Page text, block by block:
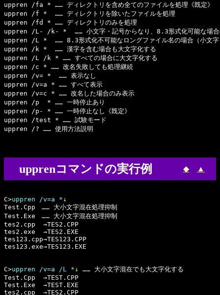
uppren /fa * …… ディレクトリを含め全てのファイルを処理《既定》
uppren /f *  …… ディレクトリを除いたファイルを処理
uppren /fd * …… ディレクトリのみを処理
uppren /L- /k- *  …… 小文字・記号からなり、8.3形式化可能な場合
uppren /L *  …… 8.3形式化不可能なロングファイル名の場合（小文字
uppren /k *  …… 漢字を含む場合も大文字化する
uppren /L /k * …… すべての場合に大文字化する
uppren /c * …… 改名失敗しても処理継続
uppren /v= *  …… 表示なし
uppren /v=a * …… すべて表示
uppren /v=c * …… 改名した場合のみ表示
uppren /p  * …… 一時停止あり
uppren /p- * …… 一時停止なし《既定》
uppren /test * …… 試験モード
upprenコマンドの実行例 ◆ ▲
C>uppren /v=a * ↓
Test.Cpp　…… 大小文字混在処理抑制
Test.Exe　…… 大小文字混在処理抑制
tes2.cpp  →TES2.CPP
tes2.exe  →TES2.EXE
tes123.cpp→TES123.CPP
tes123.exe→TES123.EXE
C>uppren /v=a /L * ↓
…… 大小文字混在でも大文字化する
Test.Cpp  →TEST.CPP
Test.Exe  →TEST.EXE
tes2.cpp  →TES2.CPP